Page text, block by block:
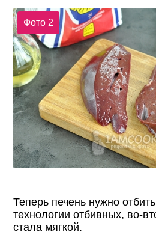
Фото 2
Теперь печень нужно
технологии отбивных, во-
стала мягкой.